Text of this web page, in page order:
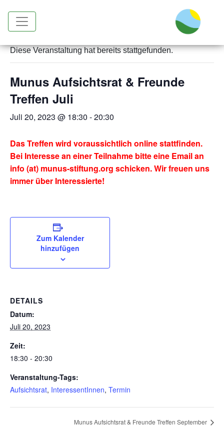
« Alle Veranstaltungen
Diese Veranstaltung hat bereits stattgefunden.
Munus Aufsichtsrat & Freunde
Treffen Juli
Juli 20, 2023 @ 18:30 -20:30
Das Treffen wird voraussichtlich online stattfinden.
Bei Interesse an einer Teilnahme bitte eine Email an
info (at) munus-stiftung.org schicken. Wir freuen uns
immer über Interessierte!
Zum Kalender
hinzufügen
DETAILS
Datum:
Juli 20, 2023
Zeit:
18:30 - 20:30
Veranstaltung-Tags:
Aufsichtsrat, InteressentInnen, Termin
Munus Aufsichtsrat & Freunde Treffen September